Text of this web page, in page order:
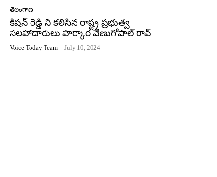
తెలంగాణ
కిషన్ రెడ్డి ని కలిసిన రాష్ట్ర ప్రభుత్వ
సలహాదారులు హర్కార వేణుగోపాల్ రావ్
Voice Today Team - July 10, 2024